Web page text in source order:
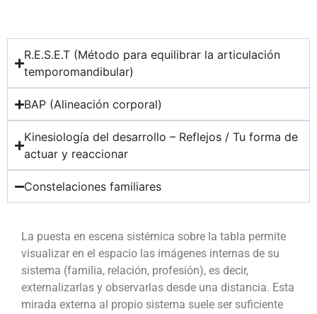
R.E.S.E.T (Método para equilibrar la articulación
temporomandibular)
BAP (Alineación corporal)
Kinesiología del desarrollo – Reflejos / Tu forma de
actuar y reaccionar
Constelaciones familiares
La puesta en escena sistémica sobre la tabla permite
visualizar en el espacio las imágenes internas de su
sistema (familia, relación, profesión), es decir,
externalizarlas y observarlas desde una distancia. Esta
mirada externa al propio sistema suele ser suficiente